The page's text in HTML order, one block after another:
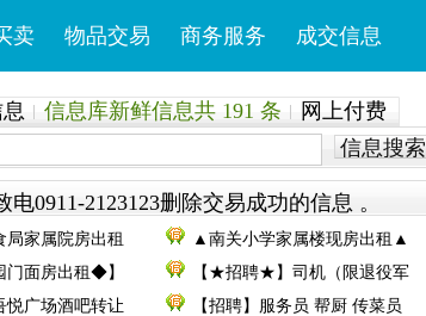
卖 物品交易 商务服务 成交信息
信息库新鲜信息共 191 条
网上付费
信息搜索
0911-2123123删除交易成功的信息 。
家属院房出租
▲南关小学家属楼现房出租▲
面房出租◆】
【★招聘★】司机（限退役军
广场酒吧转让
【招聘】服务员 帮厨 传菜员